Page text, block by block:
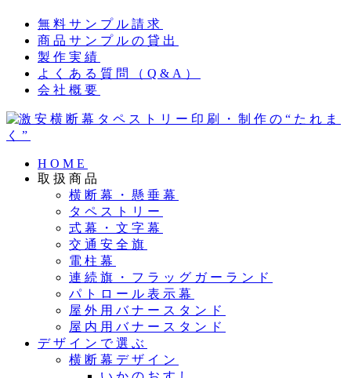
無料サンプル請求
商品サンプルの貸出
製作実績
よくある質問（Q&A）
会社概要
HOME
取扱商品
横断幕・懸垂幕
タペストリー
式幕・文字幕
交通安全旗
電柱幕
連続旗・フラッグガーランド
パトロール表示幕
屋外用バナースタンド
屋内用バナースタンド
デザインで選ぶ
横断幕デザイン